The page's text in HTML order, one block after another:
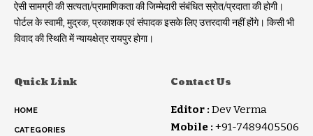
ऐसी सामग्री की सत्यता/प्रामाणिकता की जिम्मेदारी संबंधित स्रोत/प्रदाता की होगी।
पोर्टल के स्वामी, मुद्रक, प्रकाशक एवं संपादक इसके लिए उत्तरदायी नहीं होंगे। किसी भी
विवाद की स्थिति में न्यायक्षेत्र रायपुर होगा।
Quick Link
HOME
CATEGORIES
Contact Us
Editor : Dev Verma
Mobile : +91-7489405506